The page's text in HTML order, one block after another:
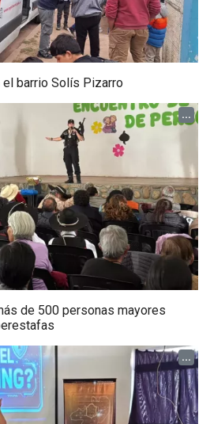
el barrio Solís Pizarro
...
de 500 personas mayores
...